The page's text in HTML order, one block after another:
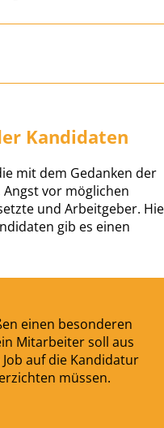
Kandidaten
mit dem Gedanken der
vor möglichen
und Arbeitgeber.
gib es einen
einen besonderen
Mitarbeiter soll aus
auf die Kandidatur
müssen.